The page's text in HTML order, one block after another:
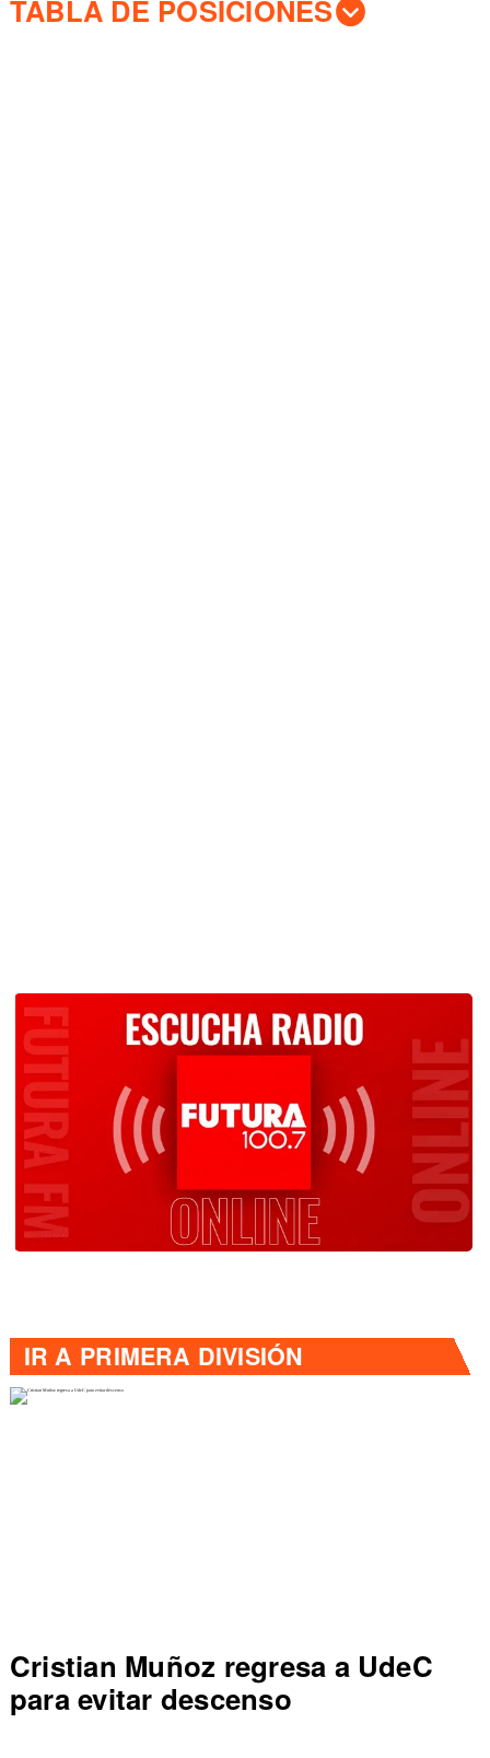
TABLA DE POSICIONES
IR A PRIMERA DIVISIÓN
Colo Colo rompe récord en Liga
de Primera al vencer a Everton